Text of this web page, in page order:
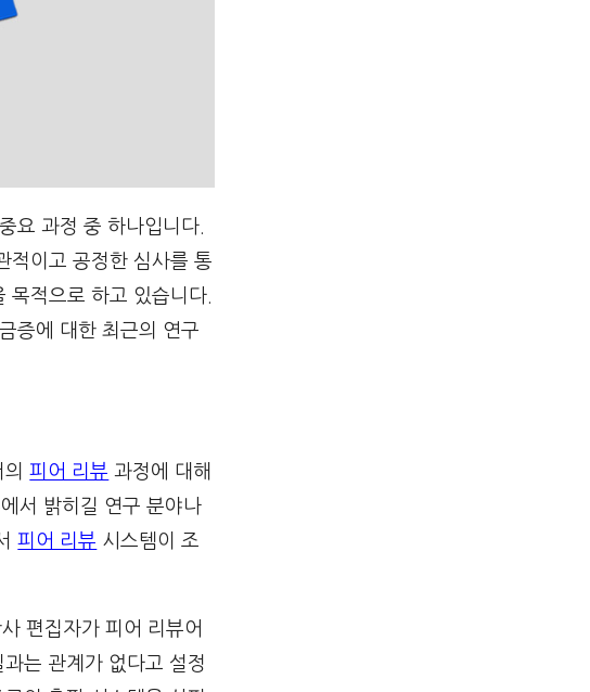
요 과정 중 하나입니다.
적이고 공정한 심사를 통
목적으로 하고 있습니다.
증에 대한 최근의 연구
의피어 리뷰 과정에 대해
서 밝히길 연구 분야나
피어 리뷰 시스템이 조
편집자가 피어 리뷰어
는 관계가 없다고 설정